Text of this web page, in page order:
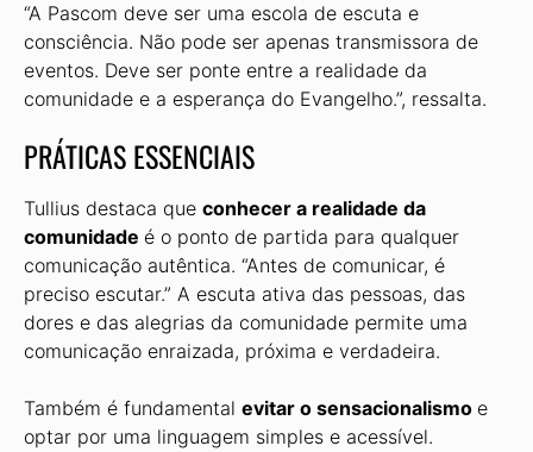
“A Pascom deve ser uma escola de escuta e
consciência. Não pode ser apenas transmissora de
eventos. Deve ser ponte entre a realidade da
comunidade e a esperança do Evangelho.”, ressalta.
PRÁTICAS ESSENCIAIS
Tullius destaca que conhecer a realidade da
comunidade é o ponto de partida para qualquer
comunicação autêntica. “Antes de comunicar, é
preciso escutar.” A escuta ativa das pessoas, das
dores e das alegrias da comunidade permite uma
comunicação enraizada, próxima e verdadeira.
Também é fundamental evitar o sensacionalismo e
optar por uma linguagem simples e acessível.